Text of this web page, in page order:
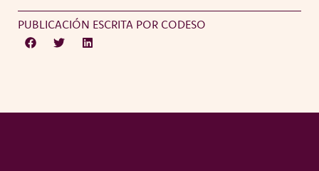
PUBLICACIÓN ESCRITA POR CODESO